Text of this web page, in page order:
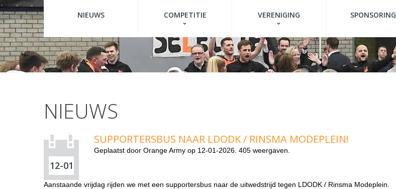
NIEUWS COMPETITIE VERENIGING SPONSORING
NIEUWS
12-01
SUPPORTERSBUS NAAR LDODK / RINSMA MODEPLEIN!
Geplaatst door Orange Army op 12-01-2026. 405 weergaven.
Aanstaande vrijdag rijden we met een supportersbus naar de uitwedstrijd tegen LDODK / Rinsma Modeplein.